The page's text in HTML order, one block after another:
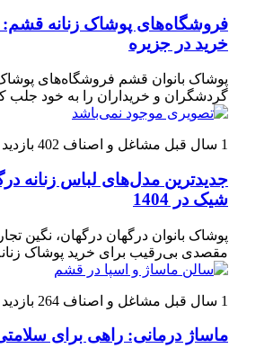
فروشگاه‌های پوشاک زنانه قشم:
خرید در جزیره
پوشاک بانوان قشم فروشگاه‌های
گردشگران و خریداران را به خود جلب
1 سال قبل مشاغل و اصناف 402 بازدید
جدیدترین مدل‌های لباس زنانه
شیک در 1404
پوشاک بانوان درگهان درگهان، نگین
مقصدی بی‌رقیب برای خرید پوشاک
1 سال قبل مشاغل و اصناف 264 بازدید
ماساژ درمانی: راهی برای